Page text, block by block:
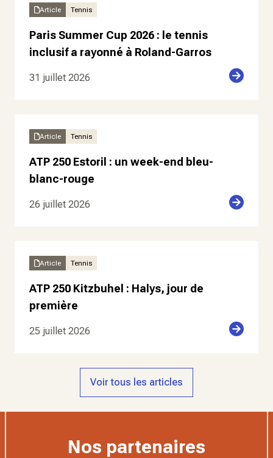
Article Tennis
Paris Summer Cup 2026 : le tennis
inclusif a rayonné à Roland-Garros
31 juillet 2026
Article Tennis
ATP 250 Estoril : un week-end bleu-
blanc-rouge
26 juillet 2026
Article Tennis
ATP 250 Kitzbuhel : Halys, jour de
première
25 juillet 2026
Voir tous les articles
Nos partenaires